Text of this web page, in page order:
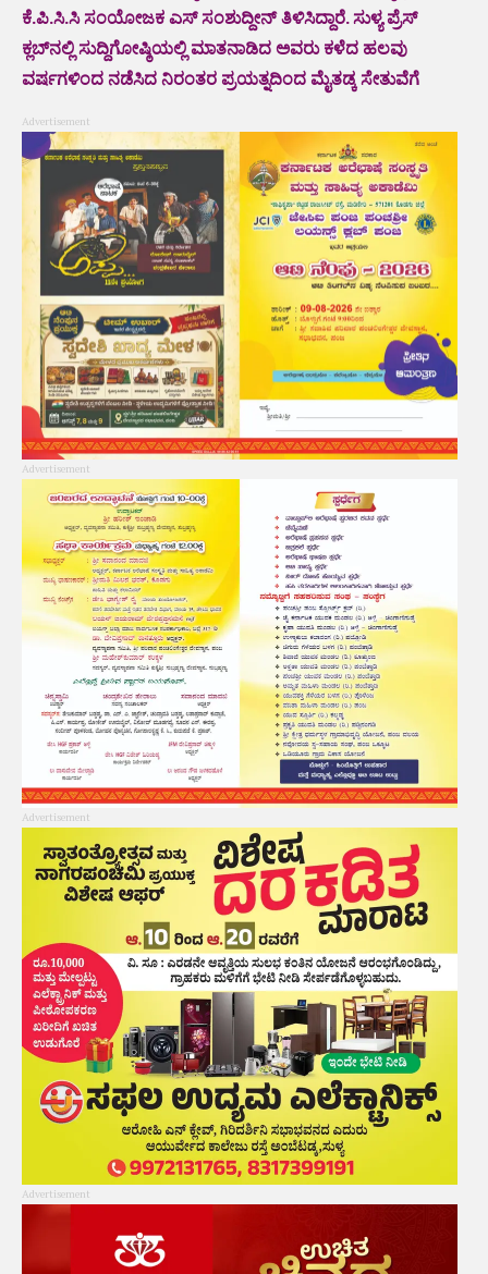
ಕೆ.ಪಿ.ಸಿ.ಸಿ ಸಂಯೋಜಕ ಎಸ್ ಸಂಶುದ್ದೀನ್‌ ತಿಳಿಸಿದ್ದಾರೆ. ಸುಳ್ಯ ಪ್ರೆಸ್
ಕ್ಲಬ್‌ನಲ್ಲಿ ಸುದ್ದಿಗೋಷ್ಠಿಯಲ್ಲಿ ಮಾತನಾಡಿದ ಅವರು ಕಳೆದ ಹಲವು‌
ವರ್ಷಗಳಿಂದ ನಡೆಸಿದ ನಿರಂತರ ಪ್ರಯತ್ನದಿಂದ ಮೈತಡ್ಕ ಸೇತುವೆಗೆ
Advertisement
Advertisement
Advertisement
Advertisement